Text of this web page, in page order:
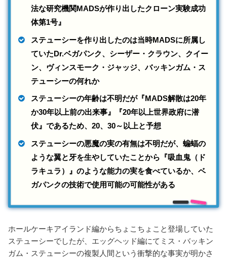
法な研究機関MADSが作り出したクローン実験成功
体第1号』
ステューシーを作り出したのは当時MADSに所属し
ていたDr.ベガパンク、シーザー・クラウン、クイー
ン、ヴィンスモーク・ジャッジ、バッキンガム・ス
テューシーの何れか
ステューシーの年齢は不明だが『MADS解散は20年
か30年以上前の出来事』『20年以上世界政府に潜
伏』であるため、20、30～以上と予想
ステューシーの悪魔の実の有無は不明だが、蝙蝠の
ような翼と牙を生やしていたことから『吸血鬼（ド
ラキュラ）』のような能力の実を食べているか、ベ
ガパンクの技術で使用可能の可能性がある
ホールケーキアイランド編からちょこちょこと登場していた
ステューシーでしたが、エッグヘッド編にてミス・バッキン
ガム・ステューシーの複製人間という衝撃的な事実が明かさ